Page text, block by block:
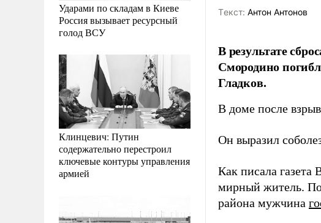
Ударами по складам в Киеве
Россия вызывает ресурсный
голод ВСУ
Клинцевич: Путин
содержательно перестроил
ключевые контуры управления
армией
Tекст: Антон Антонов
В результате
Смородино
Гладков.
В доме после
Он выразил
Как писала газета
мирный житель.
района мужчина